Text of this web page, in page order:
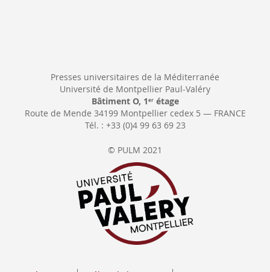
Presses universitaires de la Méditerranée
Université de Montpellier Paul-Valéry
Bâtiment O, 1 erétage
Route de Mende 34199 Montpellier cedex 5 — FRANCE
Tél. : +33 (0)4 99 63 69 23
© PULM 2021